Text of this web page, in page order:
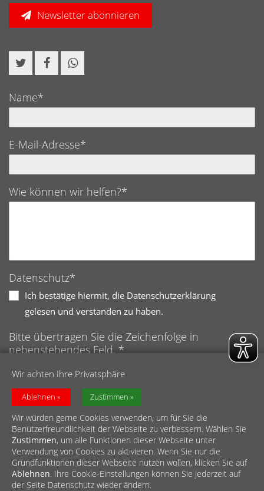
Wir achten Ihre Privatsphäre
Ablehnen Zustimmen
Wir würden gerne Cookies verwenden, um für Sie die
Benutzerfreundlichkeit der Webseite zu verbessern. Wählen Sie
Zustimmen, um alle Funktionen dieser Webseite unter
Verwendung von Cookies zu aktivieren. Wenn Sie nur die
Grundfunktionen dieser Webseite nutzen wollen, klicken Sie auf
Ablehnen. Ihre Cookie-Einstellungen können Sie jederzeit auf
der Seite Datenschutz wieder ändern.
Newsletter abonnieren
Name*
E-Mail-Adresse*
Wie können wir helfen?*
Datenschutz*
Ich bestätige hiermit, die Datenschutzerklärung
gelesen und verstanden zu haben.
Bitte übertragen Sie die Zeichenfolge in
nebenstehendes Feld. *
Anti-Roboter-Verifizierung
Hier klicken
© Diözesan-Caritasverband für das Erzbistum Köln e.V.